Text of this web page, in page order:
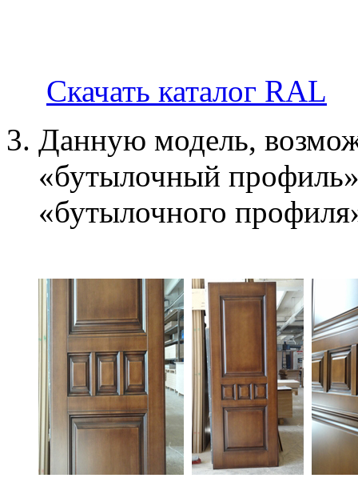
Скачать каталог RAL
Данную модель,
«бутылочный
«бутылочного